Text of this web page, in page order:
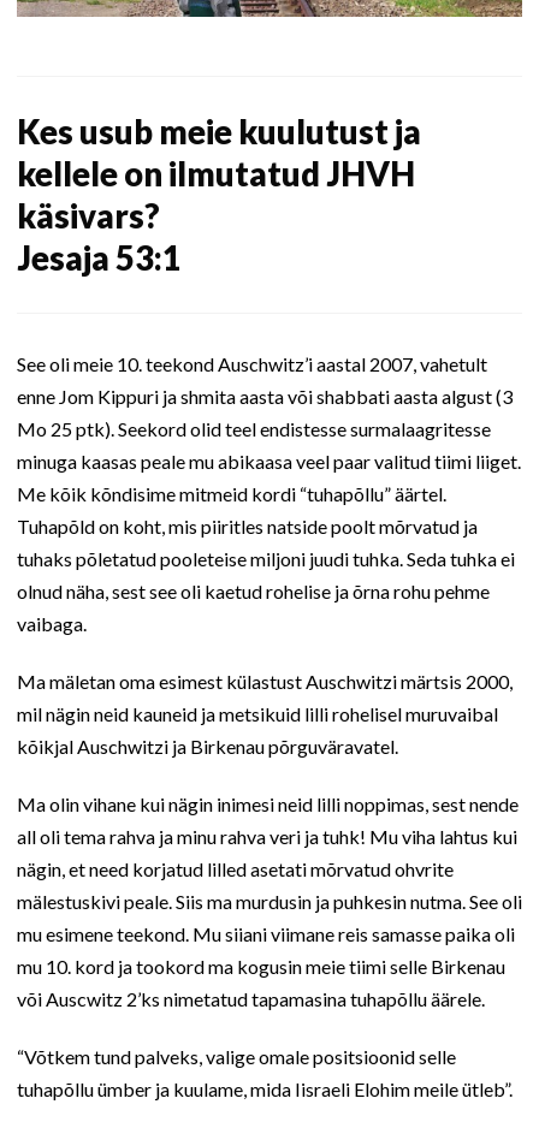
Kes usub meie kuulutust ja
kellele on ilmutatud JHVH
käsivars?
Jesaja 53:1
See oli meie 10. teekond Auschwitz’i aastal 2007, vahetult
enne Jom Kippuri ja shmita aasta või shabbati aasta algust (3
Mo 25 ptk). Seekord olid teel endistesse surmalaagritesse
minuga kaasas peale mu abikaasa veel paar valitud tiimi liiget.
Me kõik kõndisime mitmeid kordi “tuhapõllu” äärtel.
Tuhapõld on koht, mis piiritles natside poolt mõrvatud ja
tuhaks põletatud pooleteise miljoni juudi tuhka. Seda tuhka ei
olnud näha, sest see oli kaetud rohelise ja õrna rohu pehme
vaibaga.
Ma mäletan oma esimest külastust Auschwitzi märtsis 2000,
mil nägin neid kauneid ja metsikuid lilli rohelisel muruvaibal
kõikjal Auschwitzi ja Birkenau põrguväravatel.
Ma olin vihane kui nägin inimesi neid lilli noppimas, sest nende
all oli tema rahva ja minu rahva veri ja tuhk! Mu viha lahtus kui
nägin, et need korjatud lilled asetati mõrvatud ohvrite
mälestuskivi peale. Siis ma murdusin ja puhkesin nutma. See oli
mu esimene teekond. Mu siiani viimane reis samasse paika oli
mu 10. kord ja tookord ma kogusin meie tiimi selle Birkenau
või Auscwitz 2’ks nimetatud tapamasina tuhapõllu äärele.
“Võtkem tund palveks, valige omale positsioonid selle
tuhapõllu ümber ja kuulame, mida Iisraeli Elohim meile ütleb”.